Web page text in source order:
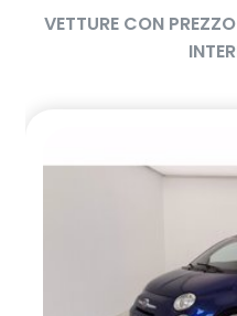
VETTURE CON